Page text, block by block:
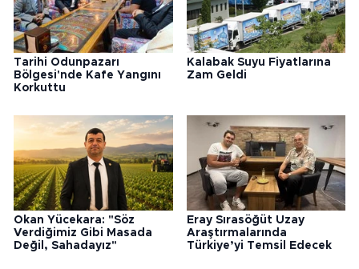
Tarihi Odunpazarı
Bölgesi'nde Kafe Yangını
Korkuttu
Kalabak Suyu Fiyatlarına
Zam Geldi
Okan Yücekara: "Söz
Verdiğimiz Gibi Masada
Değil, Sahadayız"
Eray Sırasöğüt Uzay
Araştırmalarında
Türkiye’yi Temsil Edecek